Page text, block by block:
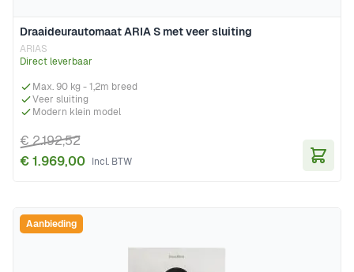
Draaideurautomaat ARIA S met veer sluiting
ARIAS
Direct leverbaar
Max. 90 kg - 1,2m breed
Veer sluiting
Modern klein model
€ 1.969,00
€ 2.192,52
Aanbieding